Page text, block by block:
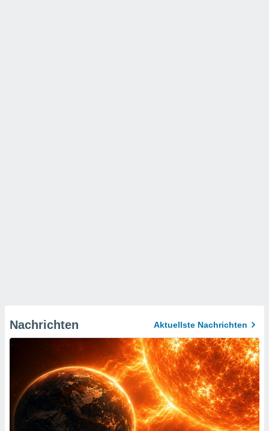
Nachrichten Aktuellste Nachrichten